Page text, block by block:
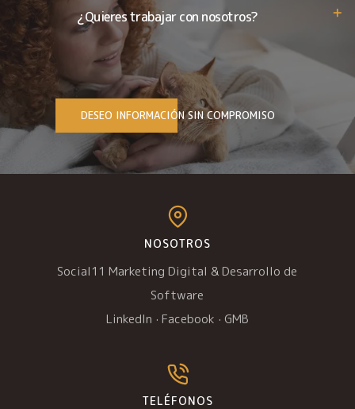
¿Quieres trabajar con nosotros?
DESEO INFORMACIÓN SIN COMPROMISO
NOSOTROS
Social11 Marketing Digital & Desarrollo de
Software
LinkedIn · Facebook · GMB
TELÉFONOS